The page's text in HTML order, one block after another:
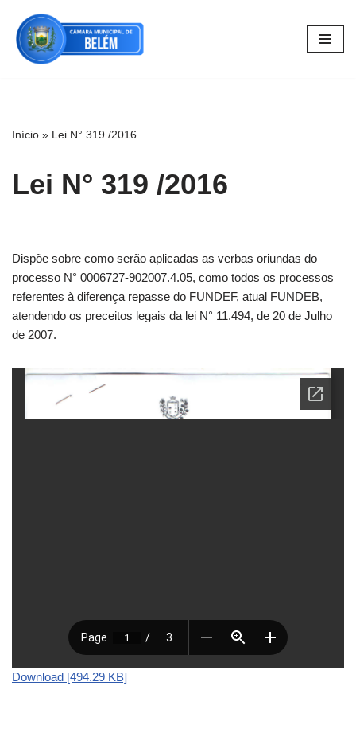
Pular
para
Início » Lei N° 319 /2016
Lei N° 319 /2016
Dispõe sobre como serão aplicadas as verbas oriundas do
processo N° 0006727-902007.4.05, como todos os processos
referentes à diferença repasse do FUNDEF, atual FUNDEB,
atendendo os preceitos legais da lei N° 11.494, de 20 de Julho
de 2007.
Download [494.29 KB]